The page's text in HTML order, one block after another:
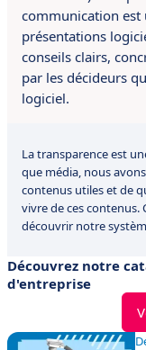
communication
présentations
conseils clairs,
par les décideurs
logiciel.
La transparence est
que média, nous
contenus utiles et de
vivre de ces
découvrir notre
Découvrez notre
d'entreprise